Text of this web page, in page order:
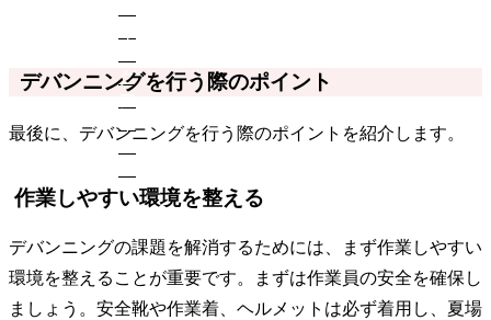
デバンニングを行う際のポイント
最後に、デバンニングを行う際のポイントを紹介します。
作業しやすい環境を整える
デバンニングの課題を解消するためには、まず作業しやすい
環境を整えることが重要です。まずは作業員の安全を確保し
ましょう。安全靴や作業着、ヘルメットは必ず着用し、夏場